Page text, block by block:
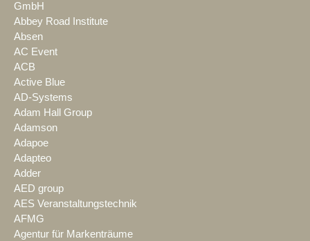
GmbH
Abbey Road Institute
Absen
AC Event
ACB
Active Blue
AD-Systems
Adam Hall Group
Adamson
Adapoe
Adapteo
Adder
AED group
AES Veranstaltungstechnik
AFMG
Agentur für Markenträume